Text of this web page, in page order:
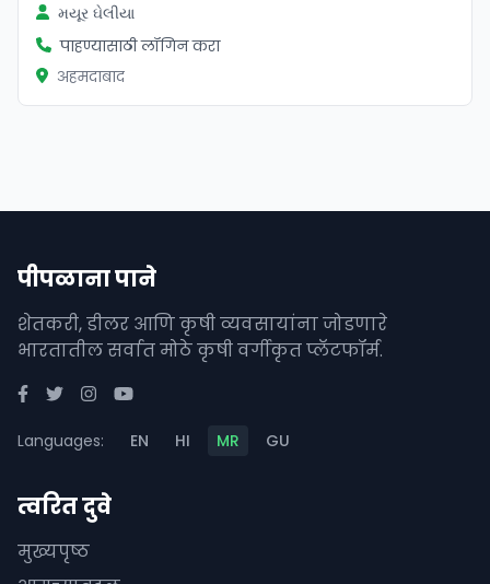
મયૂર ઘેલીયા
पाहण्यासाठी लॉगिन करा
अहमदाबाद
पीपळाना पाने
शेतकरी, डीलर आणि कृषी व्यवसायांना जोडणारे
भारतातील सर्वात मोठे कृषी वर्गीकृत प्लॅटफॉर्म.
Languages: EN HI MR GU
त्वरित दुवे
मुख्यपृष्ठ